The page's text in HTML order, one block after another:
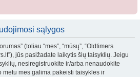
sąlygos
(toliau “mes”, “mūsų”, “Oldtimers
jūs pasižadate laikytis šių taisyklių. Jeigu
nesiregistruokite ir/arba nenaudokite
metu mes galima pakeisti taisykles ir